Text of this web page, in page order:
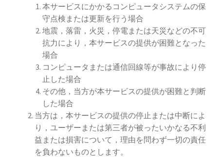
本サービスにかかるコンピュータシステムの保
守点検または更新を行う場合
地震，落雷，火災，停電または天災などの不可
抗力により，本サービスの提供が困難となった
場合
コンピュータまたは通信回線等が事故により停
止した場合
その他，当方が本サービスの提供が困難と判断
した場合
当方は，本サービスの提供の停止または中断によ
り，ユーザーまたは第三者が被ったいかなる不利
益または損害について，理由を問わず一切の責任
を負わないものとします。